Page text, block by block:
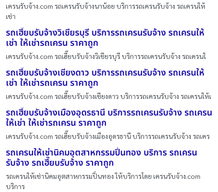
เครนรับจ้าง.com รถเครนรับจ้างนาน้อย บริการรถเครนรับจ้าง รถเครนให้
เช่า
รถเฮี๊ยบรับจ้างวิเชียรบุรี บริการรถเครนรับจ้าง รถเครนให้
เช่า ให้เช่ารถเครน ราคาถูก
เครนรับจ้าง.com รถเฮี๊ยบรับจ้างวิเชียรบุรี บริการรถเครนรับจ้าง รถเครนใ
รถเฮี๊ยบรับจ้างเชียงดาว บริการรถเครนรับจ้าง รถเครนให้
เช่า ให้เช่ารถเครน ราคาถูก
เครนรับจ้าง.com รถเฮี๊ยบรับจ้างเชียงดาว บริการรถเครนรับจ้าง รถเครนให้เ
รถเฮี๊ยบรับจ้างเมืองอุดรธานี บริการรถเครนรับจ้าง รถเครน
ให้เช่า ให้เช่ารถเครน ราคาถูก
เครนรับจ้าง.com รถเฮี๊ยบรับจ้างเมืองอุดรธานี บริการรถเครนรับจ้าง รถเคร
รถเครนให้เช่านิคมอุตสาหกรรมปิ่นทอง บริการ รถเครน
รับจ้าง รถเฮี๊ยบรับจ้าง ราคาถูก
รถเครนให้เช่านิคมอุตสาหกรรมปิ่นทอง ให้บริการโดย เครนรับจ้าง.com
บริการ